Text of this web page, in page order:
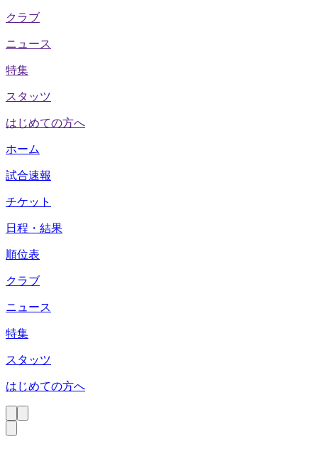
クラブ
ニュース
特集
スタッツ
はじめての方へ
ホーム
試合速報
チケット
日程・結果
順位表
クラブ
ニュース
特集
スタッツ
はじめての方へ